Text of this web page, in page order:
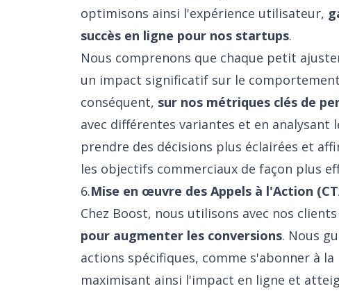
optimisons ainsi l'expérience utilisateur,
succès en ligne pour nos startups.
Nous comprenons que chaque petit
un impact significatif sur le
conséquent, sur nos métriques clés de
avec différentes variantes et en analysant
prendre des décisions plus éclairées et
les objectifs commerciaux de façon plus
6.Mise en œuvre des Appels à l'Action
Chez Boost, nous utilisons avec nos clients
pour augmenter les conversions. Nous
actions spécifiques, comme s'abonner à
maximisant ainsi l'impact en ligne et